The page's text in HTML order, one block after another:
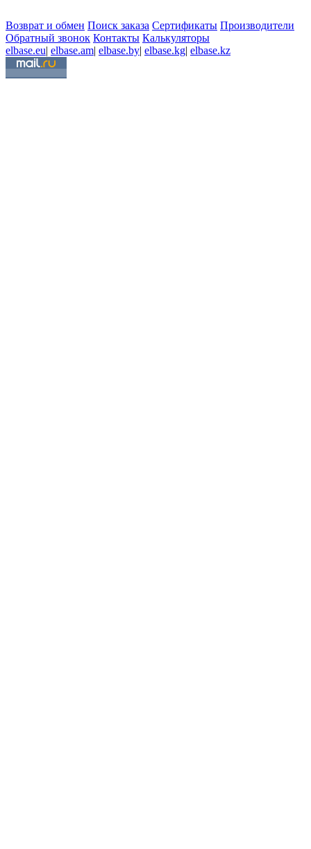
Возврат и обмен Поиск заказа Сертификаты Производители
Обратный звонок Контакты Калькуляторы
elbase.eu| elbase.am| elbase.by| elbase.kg| elbase.kz